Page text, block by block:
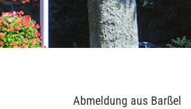
Abmeldung aus Barßel